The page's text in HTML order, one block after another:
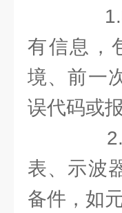
1.收
有信息，
境、前一
误代码或
2.准
表、示波
备件，如